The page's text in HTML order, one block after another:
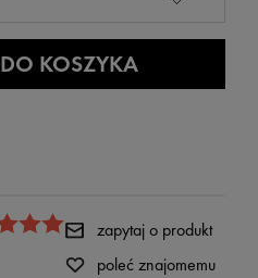
DO KOSZYKA
zapytaj o produkt
poleć znajomemu